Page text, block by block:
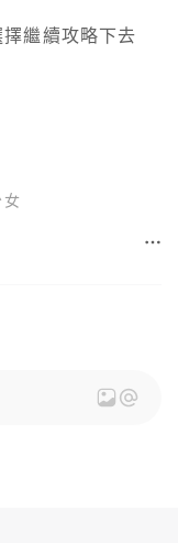
繼續攻略下去